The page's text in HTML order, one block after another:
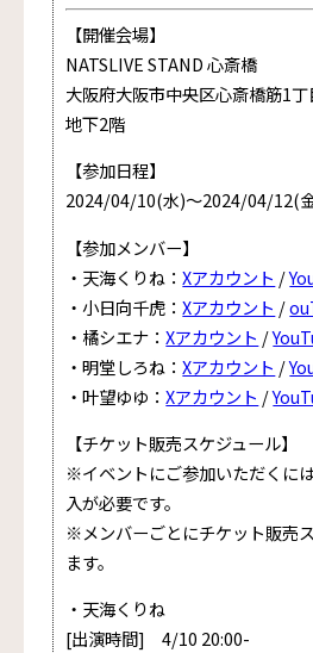
【開催会場】
NATSLIVE STAND 心斎橋
大阪府大阪市中央区心斎橋筋1
地下2階
【参加日程】
2024/04/10(水)〜2024/04/12(
【参加メンバー】
・天海くりね：Xアカウント /
・小日向千虎：Xアカウント /
・橘シエナ：Xアカウント /
・明堂しろね：Xアカウント /
・叶望ゆゆ：Xアカウント /
【チケット販売スケジュール】
※イベントにご参加いただくに
入が必要です。
※メンバーごとにチケット販売
ます。
・天海くりね
[出演時間] 4/10 20:00-